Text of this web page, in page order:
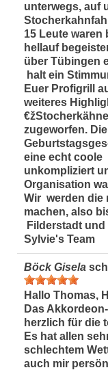
unterwegs, auf
15 Leute waren
hellauf
über Tübingen
halt ein
Euer Profigrill
weiteres
zugeworfen.
eine echt coole
unkompliziert
Organisation
Wir werden die
machen, also
Filderstadt
Sylvie's Team
Böck Gisela
Hallo Thomas,
Das
herzlich für die
Es hat allen
schlechtem
auch mir